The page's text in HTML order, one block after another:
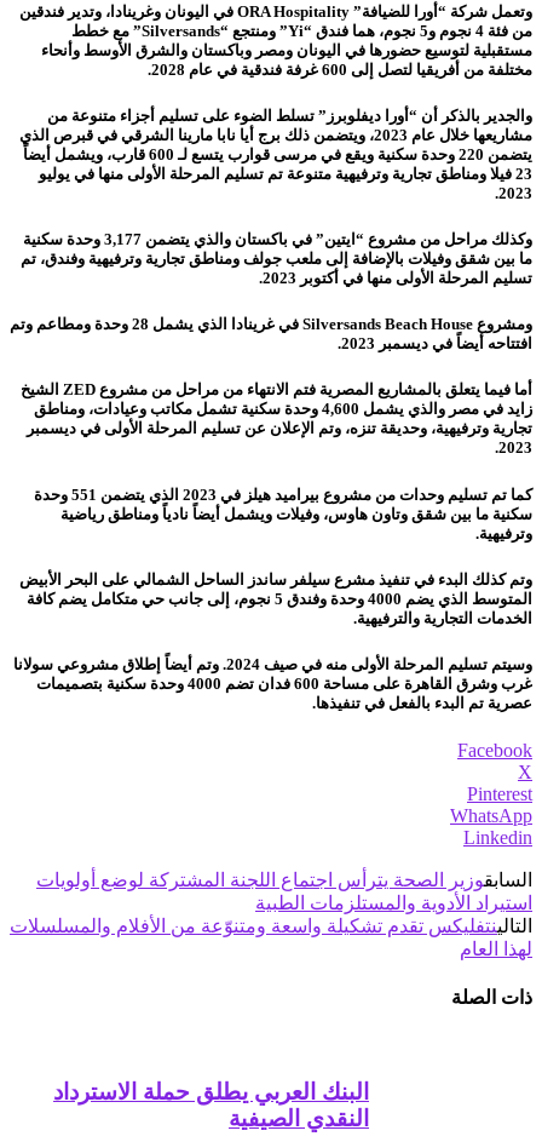
وتعمل شركة “أورا للضيافة” ORA Hospitality في اليونان وغرينادا، وتدير فندقين
من فئة 4 نجوم و5 نجوم، هما فندق “Yi” ومنتجع “Silversands” مع خطط
مستقبلية لتوسيع حضورها في اليونان ومصر وباكستان والشرق الأوسط وأنحاء
مختلفة من أفريقيا لتصل إلى 600 غرفة فندقية في عام 2028.
والجدير بالذكر أن “أورا ديفلوبرز” تسلط الضوء على تسليم أجزاء متنوعة من
مشاريعها خلال عام 2023، ويتضمن ذلك برج أيا نابا مارينا الشرقي في قبرص الذي
يتضمن 220 وحدة سكنية ويقع في مرسى قوارب يتسع لـ 600 قارب، ويشمل أيضاً
23 فيلا ومناطق تجارية وترفيهية متنوعة تم تسليم المرحلة الأولى منها في يوليو
2023.
وكذلك مراحل من مشروع “ايتين” في باكستان والذي يتضمن 3,177 وحدة سكنية
ما بين شقق وفيلات بالإضافة إلى ملعب جولف ومناطق تجارية وترفيهية وفندق، تم
تسليم المرحلة الأولى منها في أكتوبر 2023.
ومشروع Silversands Beach House في غرينادا الذي يشمل 28 وحدة ومطاعم وتم
افتتاحه أيضاً في ديسمبر 2023.
أما فيما يتعلق بالمشاريع المصرية فتم الانتهاء من مراحل من مشروع ZED الشيخ
زايد في مصر والذي يشمل 4,600 وحدة سكنية تشمل مكاتب وعيادات، ومناطق
تجارية وترفيهية، وحديقة تنزه، وتم الإعلان عن تسليم المرحلة الأولى في ديسمبر
2023.
كما تم تسليم وحدات من مشروع بيراميد هيلز في 2023 الذي يتضمن 551 وحدة
سكنية ما بين شقق وتاون هاوس، وفيلات ويشمل أيضاً نادياً ومناطق رياضية
وترفيهية.
وتم كذلك البدء في تنفيذ مشرع سيلفر ساندز الساحل الشمالي على البحر الأبيض
المتوسط الذي يضم 4000 وحدة وفندق 5 نجوم، إلى جانب حي متكامل يضم كافة
الخدمات التجارية والترفيهية.
وسيتم تسليم المرحلة الأولى منه في صيف 2024. وتم أيضاً إطلاق مشروعي سولانا
غرب وشرق القاهرة على مساحة 600 فدان تضم 4000 وحدة سكنية بتصميمات
عصرية تم البدء بالفعل في تنفيذها.
Facebook
X
Pinterest
WhatsApp
Linkedin
السابقوزير الصحة يترأس اجتماع اللجنة المشتركة لوضع أولويات
استيراد الأدوية والمستلزمات الطبية
التالينتفليكس تقدم تشكيلة واسعة ومتنوّعة من الأفلام والمسلسلات
لهذا العام
ذات الصلة
البنك العربي يطلق حملة الاسترداد
النقدي الصيفية